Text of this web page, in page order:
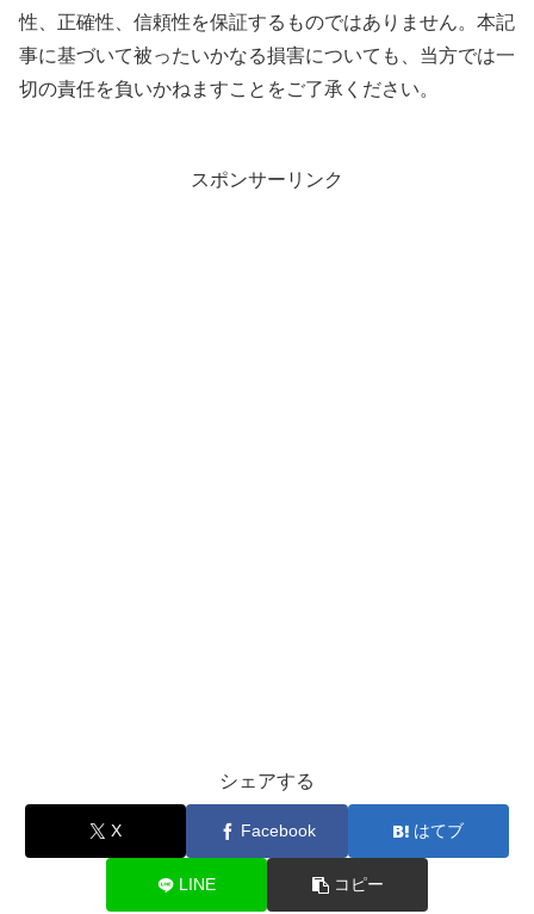
性、正確性、信頼性を保証するものではありません。本記
事に基づいて被ったいかなる損害についても、当方では一
切の責任を負いかねますことをご了承ください。
スポンサーリンク
シェアする
X Facebook はてブ
LINE コピー